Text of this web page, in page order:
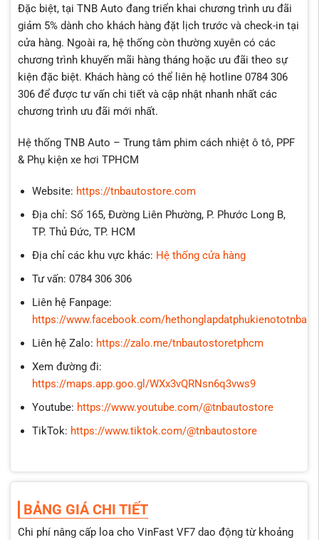
Đặc biệt, tại TNB Auto đang triển khai chương trình ưu đãi
giảm 5% dành cho khách hàng đặt lịch trước và check-in tại
cửa hàng. Ngoài ra, hệ thống còn thường xuyên có các
chương trình khuyến mãi hàng tháng hoặc ưu đãi theo sự
kiện đặc biệt. Khách hàng có thể liên hệ hotline 0784 306
306 để được tư vấn chi tiết và cập nhật nhanh nhất các
chương trình ưu đãi mới nhất.
Hệ thống TNB Auto – Trung tâm phim cách nhiệt ô tô, PPF
& Phụ kiện xe hơi TPHCM
Website: https://tnbautostore.com
Địa chỉ: Số 165, Đường Liên Phường, P. Phước Long B,
TP. Thủ Đức, TP. HCM
Địa chỉ các khu vực khác: Hệ thống cửa hàng
Tư vấn: 0784 306 306
Liên hệ Fanpage:
https://www.facebook.com/
Liên hệ Zalo: https://zalo.me/tnbautostoretphcm
Xem đường đi:
https://maps.app.goo.gl/WXx3vQRNsn6q3vws9
Youtube: https://www.youtube.com/@tnbautostore
TikTok: https://www.tiktok.com/@tnbautostore
BẢNG GIÁ CHI TIẾT
Chi phí nâng cấp loa cho VinFast VF7 dao động từ khoảng